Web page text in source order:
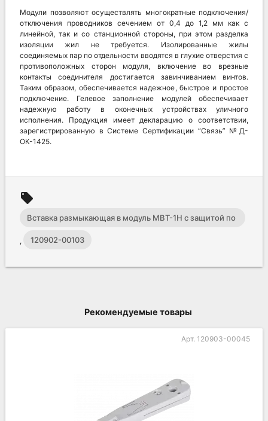
Модули позволяют осуществлять многократные подключения/
отключения проводников сечением от 0,4 до 1,2 мм как с
линейной, так и со станционной стороны, при этом разделка
изоляции жил не требуется. Изолированные жилы
соединяемых пар по отдельности вводятся в глухие отверстия с
противоположных сторон модуля, включение во врезные
контакты соединителя достигается завинчиванием винтов.
Таким образом, обеспечивается надежное, быстрое и простое
подключение. Гелевое заполнение модулей обеспечивает
надежную работу в оконечных устройствах уличного
исполнения. Продукция имеет декларацию о соответствии,
зарегистрированную в Системе Сертификации “Связь” №Д-
ОК-1425.
local_offer
Вставка размыкающая в модуль МВТ-1Н с защитой по
напряжению
, 120902-00103
Рекомендуемые товары
Арт. 120903-00045